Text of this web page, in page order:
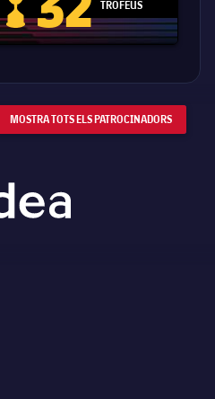
Copa del Rei
TROFEUS
MOSTRA TOTS ELS PATROCINADORS